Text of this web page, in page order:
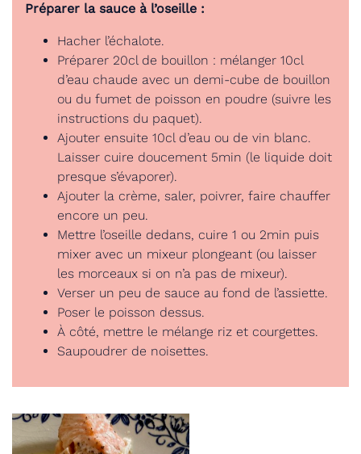
Préparer la sauce à l’oseille :
Hacher l’échalote.
Préparer 20cl de bouillon : mélanger 10cl
d’eau chaude avec un demi-cube de bouillon
ou du fumet de poisson en poudre (suivre les
instructions du paquet).
Ajouter ensuite 10cl d’eau ou de vin blanc.
Laisser cuire doucement 5min (le liquide doit
presque s’évaporer).
Ajouter la crème, saler, poivrer, faire chauffer
encore un peu.
Mettre l’oseille dedans, cuire 1 ou 2min puis
mixer avec un mixeur plongeant (ou laisser
les morceaux si on n’a pas de mixeur).
Verser un peu de sauce au fond de l’assiette.
Poser le poisson dessus.
À côté, mettre le mélange riz et courgettes.
Saupoudrer de noisettes.